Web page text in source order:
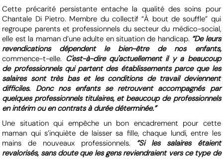
Cette précarité persistante entache la qualité des soins pour
Chantale Di Pietro. Membre du collectif “À bout de souffle” qui
regroupe parents et professionnels du secteur du médico-social,
elle est la maman d’une adulte en situation de handicap. “De leurs
revendications dépendent le bien-être de nos enfants,
commence-t-elle. C'est-à-dire qu'actuellement il y a beaucoup
de professionnels qui partent des établissements parce que les
salaires sont très bas et les conditions de travail deviennent
difficiles. Donc nos enfants se retrouvent accompagnés par
quelques professionnels titulaires, et beaucoup de professionnels
en intérim ou en contrats à durée déterminée.”
Une situation qui empêche un bon encadrement pour cette
maman qui s’inquiète de laisser sa fille, chaque lundi, entre les
mains de nouveaux professionnels. “Si les salaires étaient
revalorisés, sans doute que les gens reviendraient vers ce type de